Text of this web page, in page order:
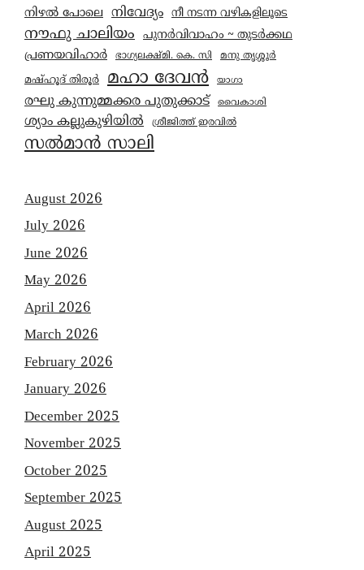
നിഴൽ പോലെ നിവേദ്യം നീ നടന്ന വഴികളിലൂടെ
നൗഫു ചാലിയം പുനർവിവാഹം ~ തുടർക്കഥ
പ്രണയവിഹാർ ഭാഗ്യലക്ഷ്മി. കെ. സി
മനു തൃശ്ശൂർ
മഷ്ഹൂദ് തിരൂർ
മഹാ ദേവൻ യാഗാ
രഘു കുന്നുമ്മക്കര പുതുക്കാട് വൈകാശി
ശ്യാം കല്ലുകുഴിയിൽ ശ്രീജിത്ത് ഇരവിൽ
സൽമാൻ സാലി
August 2026
July 2026
June 2026
May 2026
April 2026
March 2026
February 2026
January 2026
December 2025
November 2025
October 2025
September 2025
August 2025
April 2025